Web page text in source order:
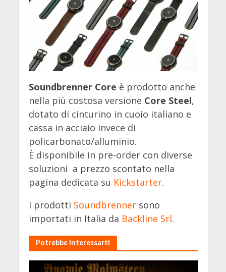
Soundbrenner Core è prodotto anche
nella più costosa versione Core Steel,
dotato di cinturino in cuoio italiano e
cassa in acciaio invece di
policarbonato/alluminio.
È disponibile in pre-order con diverse
soluzioni a prezzo scontato nella
pagina dedicata su Kickstarter.
I prodotti Soundbrennersono
importati in Italia da Backline Srl.
Potrebbe Interessarti